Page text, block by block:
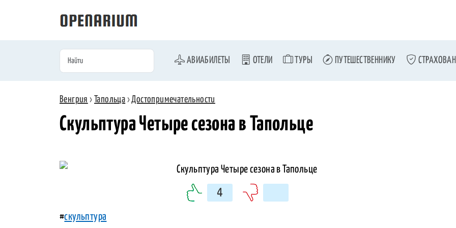
АВИАБИЛЕТЫ ОТЕЛИ ТУРЫ ПУТЕШЕСТВЕННИКУ
Венгрия › Тапольца ›Достопримечательности
Скульптура Четыре сезона в Тапольце
4
#скульптура